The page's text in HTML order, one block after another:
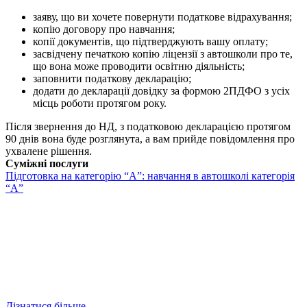
заяву, що ви хочете повернути податкове відрахування;
копію договору про навчання;
копії документів, що підтверджують вашу оплату;
засвідчену печаткою копію ліцензії з автошколи про те,
що вона може проводити освітню діяльність;
заповнити податкову декларацію;
додати до декларації довідку за формою 2ПДФО з усіх
місць роботи протягом року.
Після звернення до НД, з податковою декларацією протягом
90 днів вона буде розглянута, а вам прийде повідомлення про
ухвалене рішення.
Суміжні послуги
Підготовка на категорію “A”: навчання в автошколі категорія
“A”